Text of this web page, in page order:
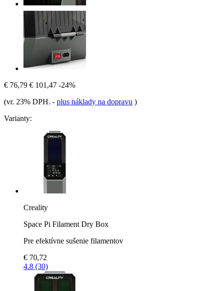
€ 76,79 € 101,47 -24%
(vr. 23% DPH. - plus náklady na dopravu )
Varianty:
Creality
Space Pi Filament Dry Box
Pre efektívne sušenie filamentov
€ 70,72
4.8 (30)